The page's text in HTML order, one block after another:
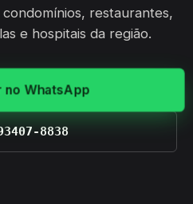
restaurantes,
e hospitais da região.
no WhatsApp
8838